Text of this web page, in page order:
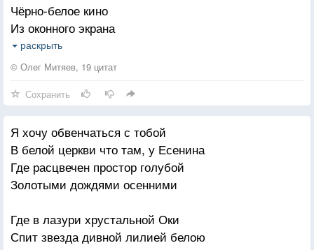
Чёрно-белое кино
Из оконного экрана
Ежегодно, но нежданно
Начинается оно.
Расскажи мне о себе —
Я тебя совсем не знаю,
И, пускай не уставая,
За окошком валит снег.
Расскажи мне о себе,
Расскажи, какой он, тот, кто
Должен быть в твоей судьбе.
раскрыть
© Олег Митяев, 19 цитат
Сохранить
Я хочу обвенчаться с тобой
В белой церкви что там, у Есенина
Где расцвечен простор голубой
Золотыми дождями осенними
Где в лазури хрустальной Оки
Спит звезда дивной лилией белою